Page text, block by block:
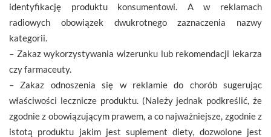
identyfikację produktu konsumentowi. A w reklamach
radiowych obowiązek dwukrotnego zaznaczenia nazwy
kategorii.
– Zakaz wykorzystywania wizerunku lub rekomendacji lekarza
czy farmaceuty.
– Zakaz odnoszenia się w reklamie do chorób sugerując
właściwości lecznicze produktu. (Należy jednak podkreślić, że
zgodnie z obowiązującym prawem, a co najważniejsze, zgodnie z
istotą produktu jakim jest suplement diety, dozwolone jest